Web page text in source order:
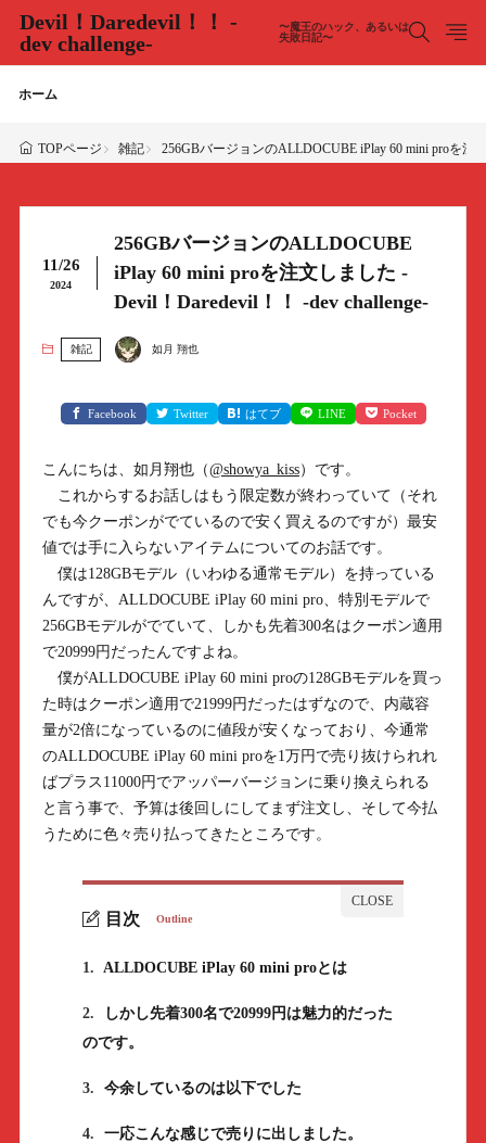
Devil！Daredevil！！ -
dev challenge-
〜魔王のハック、あるいは
失敗日記〜
ホーム
TOPページ 雑記 256GBバージョンのALLDOCUBE iPlay 60 mini proを注
11/26
2024
256GBバージョンのALLDOCUBE
iPlay 60 mini proを注文しました -
Devil！Daredevil！！ -dev challenge-
雑記 如月 翔也
Facebook Twitter はてブ LINE Pocket
こんにちは、如月翔也（@showya_kiss）です。
これからするお話しはもう限定数が終わっていて（それ
でも今クーポンがでているので安く買えるのですが）最安
値では手に入らないアイテムについてのお話です。
僕は128GBモデル（いわゆる通常モデル）を持っている
んですが、ALLDOCUBE iPlay 60 mini pro、特別モデルで
256GBモデルがでていて、しかも先着300名はクーポン適用
で20999円だったんですよね。
僕がALLDOCUBE iPlay 60 mini proの128GBモデルを買っ
た時はクーポン適用で21999円だったはずなので、内蔵容
量が2倍になっているのに値段が安くなっており、今通常
のALLDOCUBE iPlay 60 mini proを1万円で売り抜けられれ
ばプラス11000円でアッパーバージョンに乗り換えられる
と言う事で、予算は後回しにしてまず注文し、そして今払
うために色々売り払ってきたところです。
目次 Outline
1. ALLDOCUBE iPlay 60 mini proとは
2.
しかし先着300名で20999円は魅力的だった
のです。
3. 今余しているのは以下でした
4. 一応こんな感じで売りに出しました。